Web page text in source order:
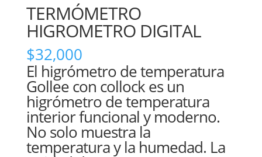
TERMÓMETRO
HIGROMETRO DIGITAL
$32,000
El higrómetro de temperatura
Gollee con collock es un
higrómetro de temperatura
interior funcional y moderno.
No solo muestra la
temperatura y la humedad. La